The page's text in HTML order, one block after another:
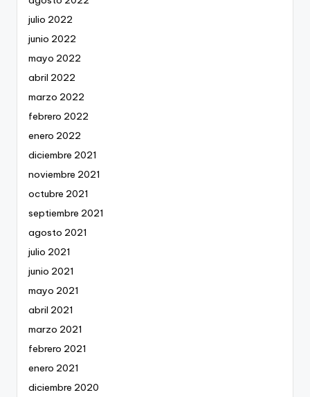
julio 2022
junio 2022
mayo 2022
abril 2022
marzo 2022
febrero 2022
enero 2022
diciembre 2021
noviembre 2021
octubre 2021
septiembre 2021
agosto 2021
julio 2021
junio 2021
mayo 2021
abril 2021
marzo 2021
febrero 2021
enero 2021
diciembre 2020